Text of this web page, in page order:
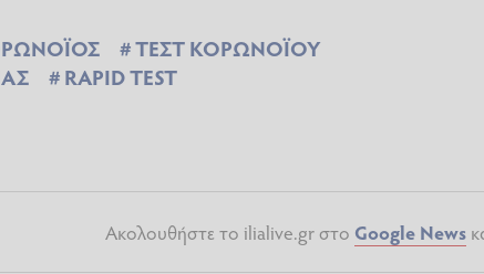
ΤΕΣΤ ΚΟΡΩΝΟΪΟΥ
RAPID TEST
Ακολουθήστε το ilialive.gr στο Google News